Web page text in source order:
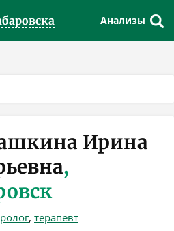
Анализы
Ирина
,
, терапевт